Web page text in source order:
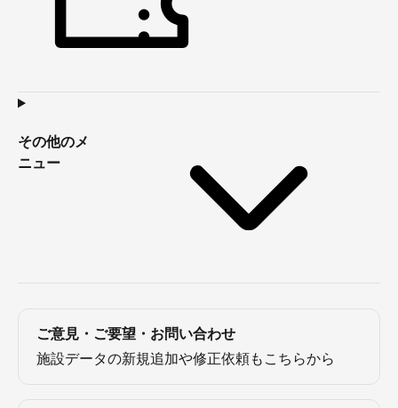
その他のメ
ニュー
ご意見・ご要望・お問い合わせ
施設データの新規追加や修正依頼もこちらから